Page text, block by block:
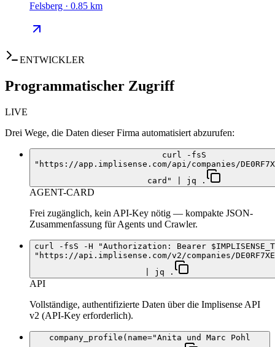
Felsberg · 0.85 km
ENTWICKLER
Programmatischer Zugriff
LIVE
Drei Wege, die Daten dieser Firma automatisiert abzurufen:
curl -fsS
"https://app.implisense.com/api/companies/
card" | jq .
AGENT-CARD
Frei zugänglich, kein API-Key nötig — kompakte JSON-
Zusammenfassung für Agents und Crawler.
curl -fsS -H "Authorization: Bearer
"https://api.implisense.com/v2/companies/
| jq .
API
Vollständige, authentifizierte Daten über die Implisense API
v2 (API-Key erforderlich).
company_profile(name="Anita und Marc Pohl